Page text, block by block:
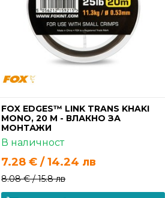
FOX EDGES™ LINK TRANS KHAKI
MONO, 20 M - ВЛАКНО ЗА
МОНТАЖИ
В наличност
7.28 € / 14.24 лв
8.08 € /15.8 лв